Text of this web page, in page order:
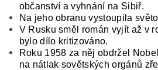
občanství a vyhnání na Sibiř.
Na jeho obranu vystoupila
V Rusku směl román vyjít až v
bylo dílo kritizováno.
Roku 1958 za něj obdržel
na nátlak sovětských orgánů